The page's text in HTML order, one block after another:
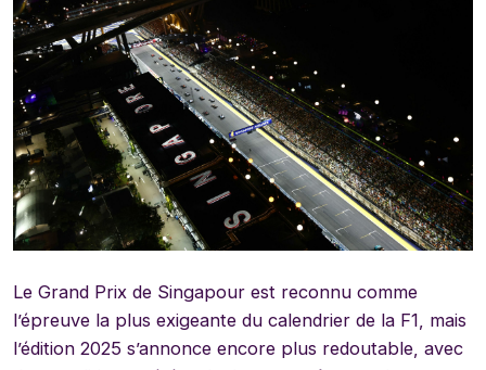
Le Grand Prix de Singapour est reconnu comme
l’épreuve la plus exigeante du calendrier de la F1, mais
l’édition 2025 s’annonce encore plus redoutable, avec